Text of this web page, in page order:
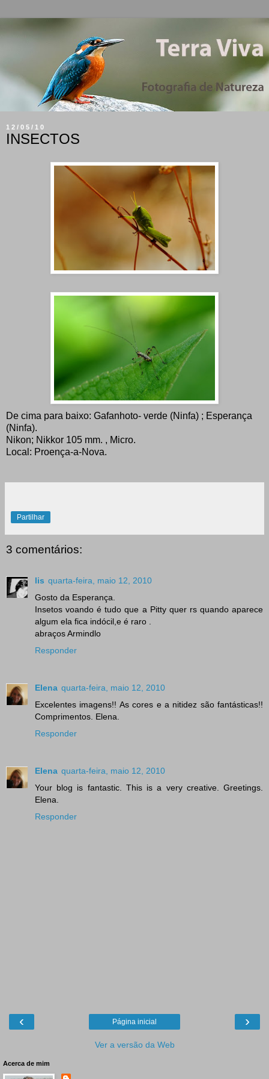
12/05/10
INSECTOS
De cima para baixo: Gafanhoto- verde (Ninfa) ; Esperança
(Ninfa).
Nikon; Nikkor 105 mm. , Micro.
Local: Proença-a-Nova.
Partilhar
3 comentários:
lis quarta-feira, maio 12, 2010
Gosto da Esperança.
Insetos voando é tudo que a Pitty quer rs quando aparece
algum ela fica indócil,e é raro .
abraços Armindlo
Responder
Elena quarta-feira, maio 12, 2010
Excelentes imagens!! As cores e a nitidez são fantásticas!!
Comprimentos. Elena.
Responder
Elena quarta-feira, maio 12, 2010
Your blog is fantastic. This is a very creative. Greetings.
Elena.
Responder
‹ ›
Página inicial
Ver a versão da Web
Acerca de mim